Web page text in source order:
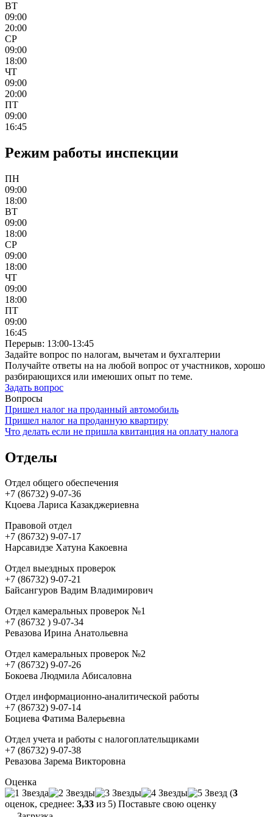
ВТ
09:00
20:00
СР
09:00
18:00
ЧТ
09:00
20:00
ПТ
09:00
16:45
Режим работы инспекции
ПН
09:00
18:00
ВТ
09:00
18:00
СР
09:00
18:00
ЧТ
09:00
18:00
ПТ
09:00
16:45
Перерыв: 13:00-13:45
Задайте вопрос по налогам, вычетам и бухгалтерии
Получайте ответы на на любой вопрос от участников, хорошо
разбирающихся или имеюших опыт по теме.
Задать вопрос
Вопросы
Пришел налог на проданный автомобиль
Пришел налог на проданную квартиру
Что делать если не пришла квитанция на оплату налога
Отделы
Отдел общего обеспечения
+7 (86732) 9-07-36
Кцоева Лариса Казакджериевна
Правовой отдел
+7 (86732) 9-07-17
Нарсавидзе Хатуна Какоевна
Отдел выездных проверок
+7 (86732) 9-07-21
Байсангуров Вадим Владимирович
Отдел камеральных проверок №1
+7 (86732 ) 9-07-34
Ревазова Ирина Анатольевна
Отдел камеральных проверок №2
+7 (86732) 9-07-26
Бокоева Людмила Абисаловна
Отдел информационно-аналитической работы
+7 (86732) 9-07-14
Боциева Фатима Валерьевна
Отдел учета и работы с налогоплательщиками
+7 (86732) 9-07-38
Ревазова Зарема Викторовна
Оценка
(3
оценок, среднее: 3,33 из 5) Поставьте свою оценку